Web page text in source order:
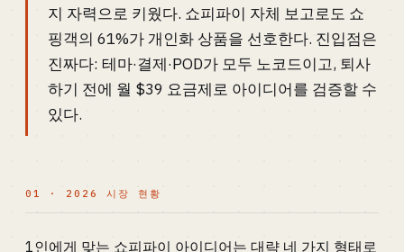
지 자력으로 키웠다. 쇼피파이 자체 보고로도 쇼
핑객의 61%가 개인화 상품을 선호한다. 진입점은
진짜다: 테마·결제·POD가 모두 노코드이고, 퇴사
하기 전에 월 $39 요금제로 아이디어를 검증할 수
있다.
01 · 2026 시장 현황
1인에게 맞는 쇼피파이 아이디어는 대략 네 가지 형태로